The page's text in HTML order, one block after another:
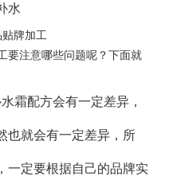
水
要注意哪些问题呢？下面就
配方会有一定差异，
也就会有一定差异，所
一定要根据自己的品牌实